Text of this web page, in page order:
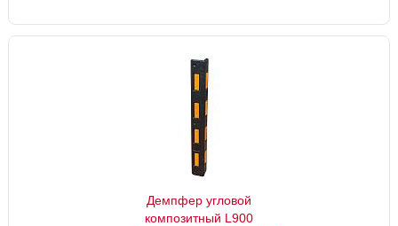
Демпфер угловой
композитный L900